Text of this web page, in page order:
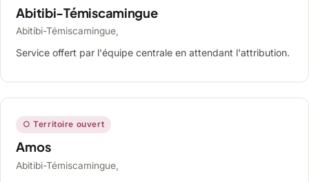
Abitibi-Témiscamingue
Abitibi-Témiscamingue,
Service offert par l'équipe centrale en attendant l'attribution.
○ Territoire ouvert
Amos
Abitibi-Témiscamingue,